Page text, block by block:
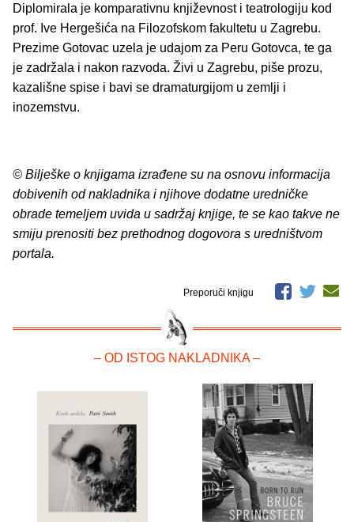
Diplomirala je komparativnu književnost i teatrologiju kod
prof. Ive Hergešića na Filozofskom fakultetu u Zagrebu.
Prezime Gotovac uzela je udajom za Peru Gotovca, te ga
je zadržala i nakon razvoda. Živi u Zagrebu, piše prozu,
kazališne spise i bavi se dramaturgijom u zemlji i
inozemstvu.
© Bilješke o knjigama izrađene su na osnovu informacija
dobivenih od nakladnika i njihove dodatne uredničke
obrade temeljem uvida u sadržaj knjige, te se kao takve ne
smiju prenositi bez prethodnog dogovora s uredništvom
portala.
Preporuči knjigu
– OD ISTOG NAKLADNIKA –